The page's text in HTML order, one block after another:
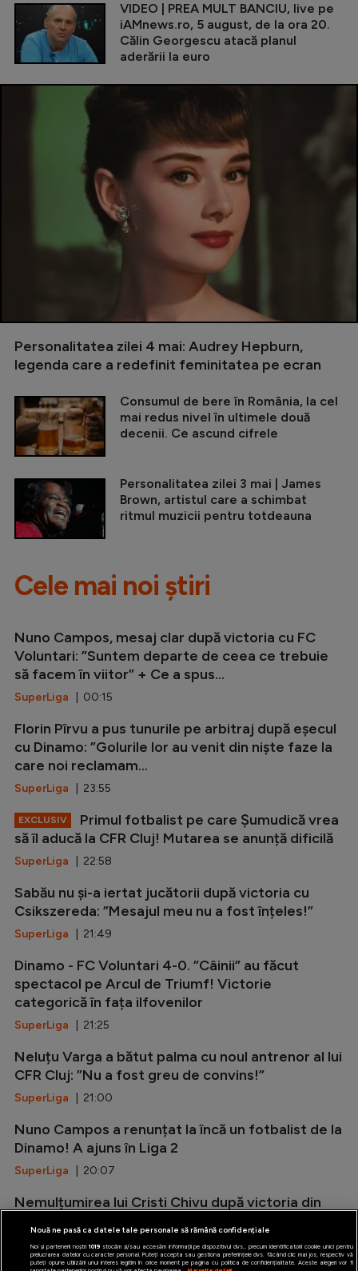
VIDEO | PREA MULT BANCIU, live pe
iAMnews.ro, 5 august, de la ora 20.
Călin Georgescu atacă planul
aderării la euro
Personalitatea zilei 4 mai: Audrey Hepburn,
legenda care a redefinit feminitatea pe ecran
Consumul de bere în România, la cel
mai redus nivel în ultimele două
decenii. Ce ascund cifrele
Personalitatea zilei 3 mai | James
Brown, artistul care a schimbat
ritmul muzicii pentru totdeauna
Cele mai noi știri
Nuno Campos, mesaj clar după victoria cu FC
Voluntari: ”Suntem departe de ceea ce trebuie
să facem în viitor” + Ce a spus...
SuperLiga | 00:15
Florin Pîrvu a pus tunurile pe arbitraj după eșecul
cu Dinamo: ”Golurile lor au venit din niște faze la
care noi reclamam...
SuperLiga | 23:55
EXCLUSIV
Primul fotbalist pe care Șumudică vrea
să îl aducă la CFR Cluj! Mutarea se anunță dificilă
SuperLiga | 22:58
Sabău nu și-a iertat jucătorii după victoria cu
Csikszereda: ”Mesajul meu nu a fost înțeles!”
SuperLiga | 21:49
Dinamo - FC Voluntari 4-0. ”Câinii” au făcut
spectacol pe Arcul de Triumf! Victorie
categorică în fața ilfovenilor
SuperLiga | 21:25
Neluțu Varga a bătut palma cu noul antrenor al lui
CFR Cluj: ”Nu a fost greu de convins!”
SuperLiga | 21:00
Nuno Campos a renunțat la încă un fotbalist de la
Dinamo! A ajuns în Liga 2
SuperLiga | 20:07
Nemulțumirea lui Cristi Chivu după victoria din
Serie A| 19:20
Nouă ne pasă ca datele tale personale să rămână confidențiale
Noi și partenerii noștri 1019stocăm și/sau accesăm informații pe dispozitivul dvs., precum identificatorii cookie unici pentru
prelucrarea datelor cu caracter personal. Puteți accepta sau gestiona preferințele dvs. făcând clic mai jos, respectiv vă
puteți opune utilizării unui interes legitim în orice moment pe pagina cu politica de confidențialitate. Aceste alegeri vor fi